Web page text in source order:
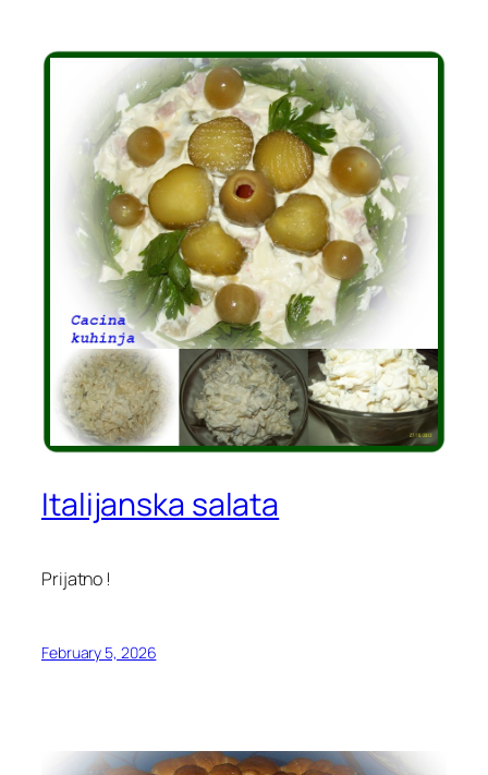
Italijanska salata
Prijatno !
February 5, 2026